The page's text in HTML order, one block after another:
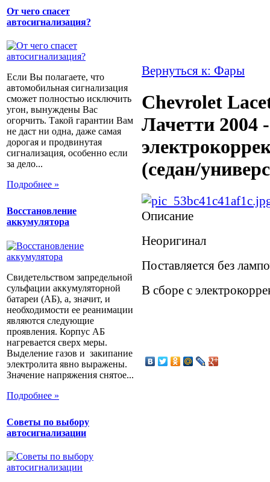
От чего спасет
автосигнализация?
Если Вы полагаете, что
автомобильная сигнализация
сможет полностью исключить
угон, вынуждены Вас
огорчить. Такой гарантии Вам
не даст ни одна, даже самая
дорогая и продвинутая
сигнализация, особенно если
за дело...
Подробнее »
Восстановление
аккумулятора
Свидетельством запредельной
сульфации аккумуляторной
батареи (АБ), а, значит, и
необходимости ее реанимации
являются следующие
проявления. Корпус АБ
нагревается сверх меры.
Выделение газов и закипание
электролита явно выражены.
Значение напряжения снятое...
Подробнее »
Советы по выбору
автосигнализации
Вернуться к: Фары
Chevrolet
Лачетти 2004
(седан/
Описание
Неоригинал
Поставляется без
В сборе с